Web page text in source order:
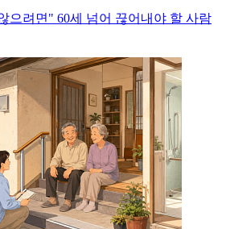
으려면" 60세 넘어 끊어내야 할 사람